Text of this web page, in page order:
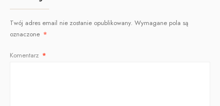
Twój adres email nie zostanie opublikowany. Wymagane pola są
oznaczone *
Komentarz *